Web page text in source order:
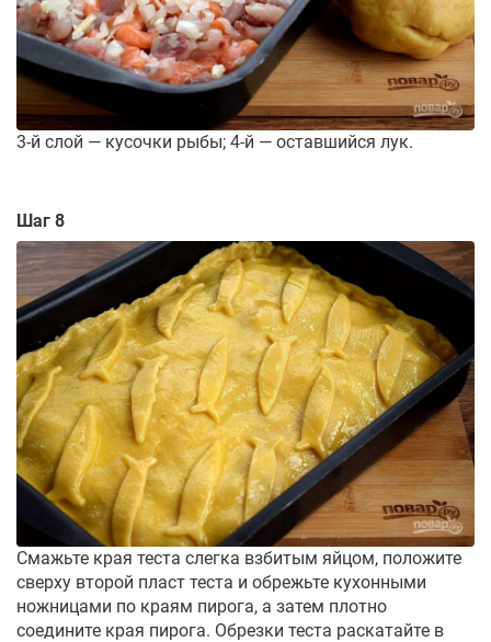
3-й слой — кусочки рыбы; 4-й — оставшийся лук.
Шаг 8
Смажьте края теста слегка взбитым яйцом, положите
сверху второй пласт теста и обрежьте кухонными
ножницами по краям пирога, а затем плотно
соедините края пирога. Обрезки теста раскатайте в